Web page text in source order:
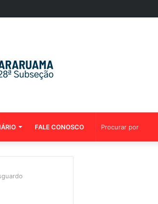
de pós-graduação da Mentoria da OABRJ
FALE CONOSCO